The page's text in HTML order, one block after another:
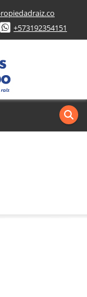
+573192354151